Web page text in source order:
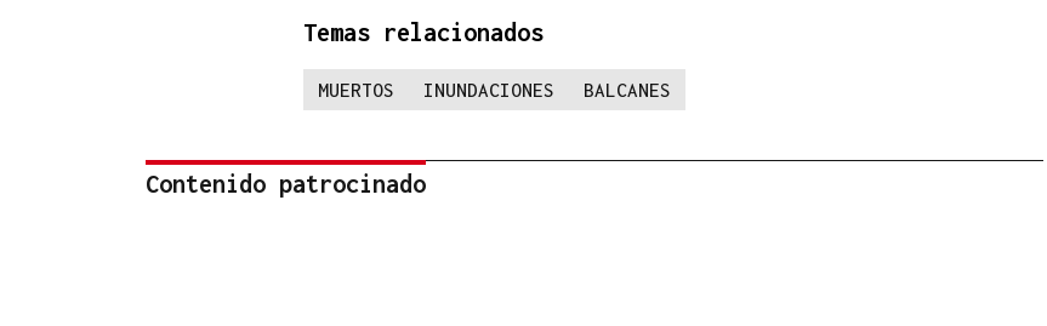
Temas relacionados
MUERTOS INUNDACIONES BALCANES
Contenido patrocinado